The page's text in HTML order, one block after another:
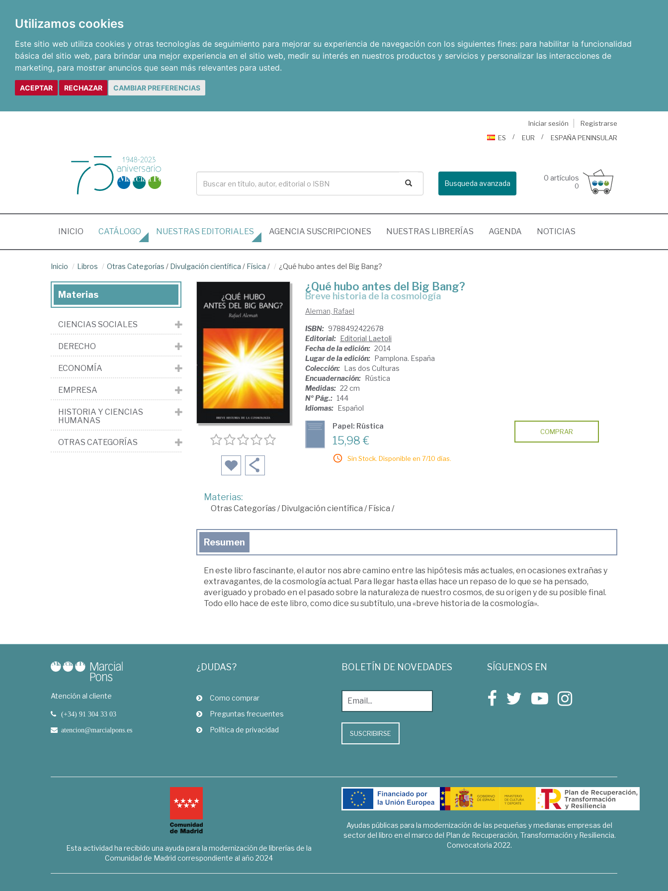
Utilizamos cookies
Este sitio web utiliza cookies y otras tecnologías de seguimiento para mejorar su experiencia de navegación con los siguientes fines: para habilitar la funcionalidad
básica del sitio web, para brindar una mejor experiencia en el sitio web, medir su interés en nuestros productos y servicios y personalizar las interacciones de
marketing, para mostrar anuncios que sean más relevantes para usted.
ACEPTAR RECHAZAR CAMBIAR PREFERENCIAS
Iniciar sesión
Registrarse
ES
EUR ESPAÑA PENINSULAR
Busqueda avanzada
0 artículos
0
INICIO (CURRENT)
CATÁLOGO NUESTRAS EDITORIALES AGENCIA SUSCRIPCIONES NUESTRAS LIBRERÍAS AGENDA NOTICIAS
Inicio Libros Otras Categorías / Divulgación científica / Física / ¿Qué hubo antes del Big Bang?
¿Qué hubo antes del Big Bang?
breve historia de la cosmología
Aleman, Rafael
ISBN: 9788492422678
Editorial: Editorial Laetoli
Fecha de la edición: 2014
Lugar de la edición: Pamplona. España
Colección: Las dos Culturas
Encuadernación: Rústica
Medidas: 22 cm
Nº Pág.: 144
Idiomas: Español
Papel: Rústica
15,98 €
Sin Stock. Disponible en 7/10 días.
COMPRAR
Materias:
Otras Categorías/Divulgación científica /Física /
Resumen
En este libro fascinante, el autor nos abre camino entre las hipótesis más actuales, en ocasiones extrañas y
extravagantes, de la cosmología actual. Para llegar hasta ellas hace un repaso de lo que se ha pensado,
averiguado y probado en el pasado sobre la naturaleza de nuestro cosmos, de su origen y de su posible final.
Todo ello hace de este libro, como dice su subtítulo, una «breve historia de la cosmología».
Materias
CIENCIAS SOCIALES
DERECHO
ECONOMÍA
EMPRESA
HISTORIA Y CIENCIAS
HUMANAS
OTRAS CATEGORÍAS
Atención al cliente
(+34) 91 304 33 03
atencion@marcialpons.es
¿DUDAS?
Como comprar
Preguntas frecuentes
Política de privacidad
BOLETÍN DE NOVEDADES
SUSCRIBIRSE
SÍGUENOS EN
Esta actividad ha recibido una ayuda para la modernización de librerías de la
Comunidad de Madrid correspondiente al año 2024
Ayudas públicas para la modernización de las pequeñas y medianas empresas del
sector del libro en el marco del Plan de Recuperación, Transformación y Resiliencia.
Convocatoria 2022.